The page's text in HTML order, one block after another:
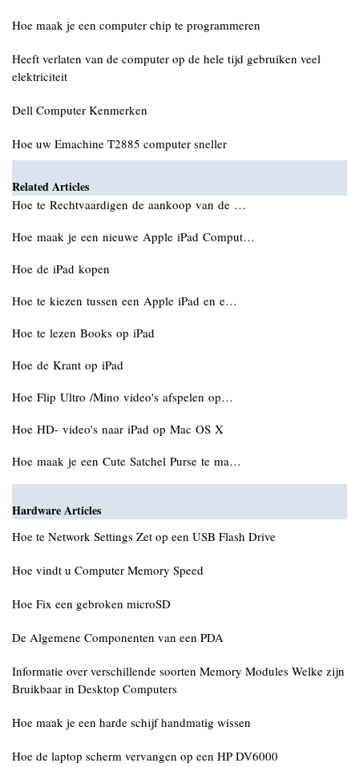
Hoe maak je een computer chip te programmeren
Heeft verlaten van de computer op de hele tijd gebruiken veel
elektriciteit
Dell Computer Kenmerken
Hoe uw Emachine T2885 computer sneller
Related Articles
Hoe te Rechtvaardigen de aankoop van de …
Hoe maak je een nieuwe Apple iPad Comput…
Hoe de iPad kopen
Hoe te kiezen tussen een Apple iPad en e…
Hoe te lezen Books op iPad
Hoe de Krant op iPad
Hoe Flip Ultro /Mino video's afspelen op…
Hoe HD- video's naar iPad op Mac OS X
Hoe maak je een Cute Satchel Purse te ma…
Hardware Articles
Hoe te Network Settings Zet op een USB Flash Drive
Hoe vindt u Computer Memory Speed ​​
Hoe Fix een gebroken microSD
De Algemene Componenten van een PDA
Informatie over verschillende soorten Memory Modules Welke zijn
Bruikbaar in Desktop Computers
Hoe maak je een harde schijf handmatig wissen
Hoe de laptop scherm vervangen op een HP DV6000